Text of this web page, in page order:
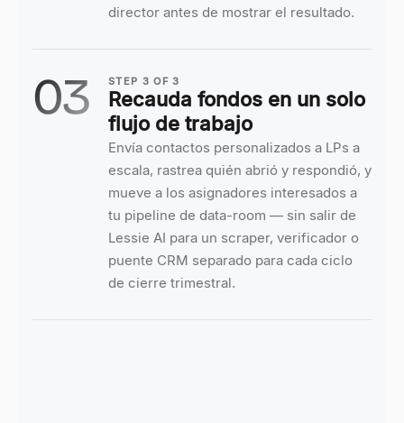
director antes de mostrar el resultado.
03 STEP 3 OF3
Recauda fondos en un solo
flujo de trabajo
Envía contactos personalizados a LPs a
escala, rastrea quién abrió y respondió, y
mueve a los asignadores interesados a
tu pipeline de data-room — sin salir de
Lessie AI para un scraper, verificador o
puente CRM separado para cada ciclo
de cierre trimestral.